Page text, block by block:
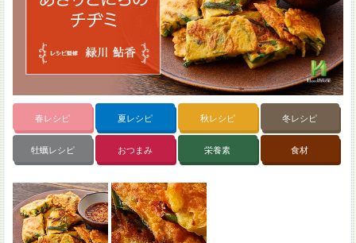
春レシピ 夏レシピ 秋レシピ 冬レシピ
牡蠣レシピ おつまみ 栄養素 食材